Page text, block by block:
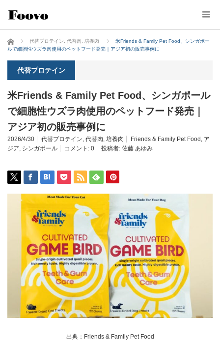
ホーム 代替プロテイン 代替肉 培養肉
米Friends & Family Pet Food、シンガポー
ルで細胞性ウズラ肉使用のペットフード発売｜アジア初の販売事例に
代替プロテイン
米Friends & Family Pet Food、シンガポール
で細胞性ウズラ肉使用のペットフード発売｜
アジア初の販売事例に
2026/4/30 代替プロテイン, 代替肉, 培養肉 Friends & Family Pet Food , ア
ジア, シンガポール コメント: 0 投稿者: 佐藤 あゆみ
出典：Friends & Family Pet Food